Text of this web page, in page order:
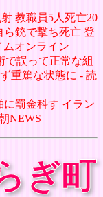
教職員5人死亡20
ら銃で撃ち死亡 登
オンライン
で誤って正常な組
重篤な状態に - 読
に罰金科す イラン
NEWS
ぎ町